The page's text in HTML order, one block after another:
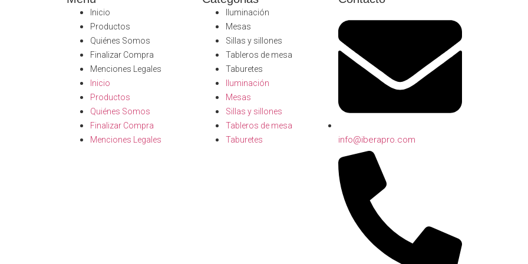
Inicio
Productos
Quiénes Somos
Finalizar Compra
Menciones Legales
Inicio
Productos
Quiénes Somos
Finalizar Compra
Menciones Legales
Iluminación
Mesas
Sillas y sillones
Tableros de mesa
Taburetes
Iluminación
Mesas
Sillas y sillones
Tableros de mesa
Taburetes
info@iberapro.com